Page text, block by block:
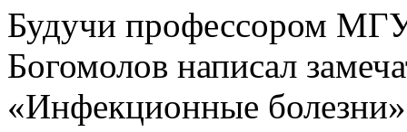
Будучи профессором
Богомолов написал
«Инфекционные